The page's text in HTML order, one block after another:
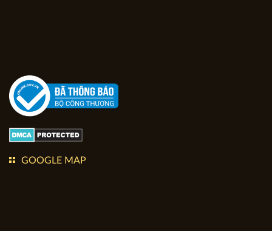
GOOGLE MAP